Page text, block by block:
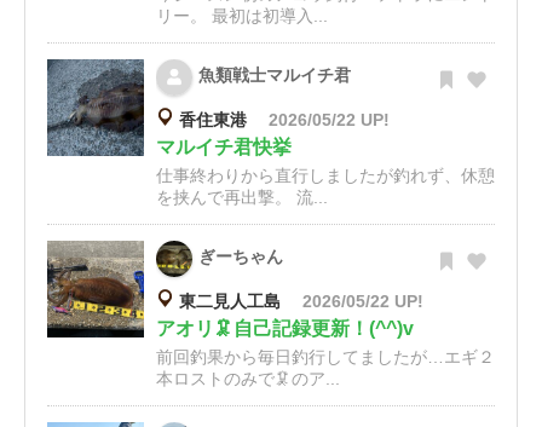
リー。 最初は初導入...
魚類戦士マルイチ君
香住東港 2026/05/22 UP!
マルイチ君快挙
仕事終わりから直行しましたが釣れず、休憩
を挟んで再出撃。 流...
ぎーちゃん
東二見人工島 2026/05/22 UP!
アオリ🦑自己記録更新！(^^)v
前回釣果から毎日釣行してましたが…エギ２
本ロストのみで🦑のア...